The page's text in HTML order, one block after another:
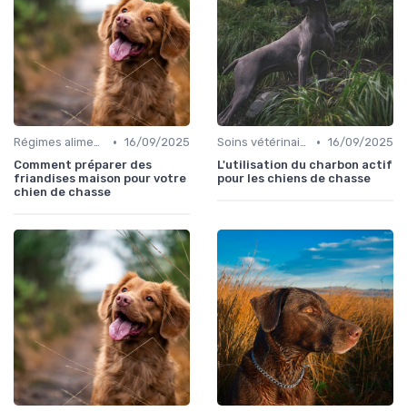
Régimes alimentaires spécifiques • 16/09/2025
Comment préparer des
friandises maison pour votre
chien de chasse
Soins vétérinaires pour chiens de chasse • 16/09/2025
L'utilisation du charbon actif
pour les chiens de chasse